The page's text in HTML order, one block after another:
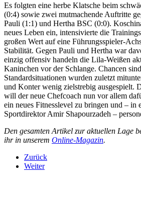
Es folgten eine herbe Klatsche beim
(0:4) sowie zwei mutmachende Auftritte
Pauli (1:1) und Hertha BSC (0:0).
neues Leben ein, intensivierte die
großen Wert auf eine Führungsspieler-
Stabilität. Gegen Pauli und Hertha war
einzig offensiv handeln die Lila-Weißen
Kaninchen vor der Schlange. Chancen
Standardsituationen wurden zuletzt
und Konter wenig zielstrebig ausgespielt.
will der neue Chefcoach nun vor allem
ein neues Fitnesslevel zu bringen und – in
Sportdirektor Amir Shapourzadeh –
Den gesamten Artikel zur aktuellen Lage
ihr in unserem Online-Magazin.
Zurück
Weiter